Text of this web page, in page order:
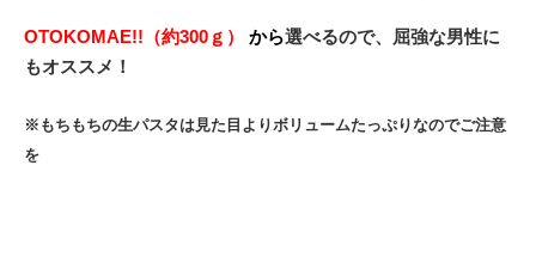
OTOKOMAE!!（約300ｇ） から選べるので、屈強な男性に
もオススメ！
※もちもちの生パスタは見た目よりボリュームたっぷりなのでご注意
を